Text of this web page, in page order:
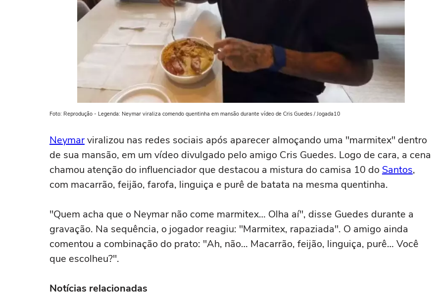
Foto: Reprodução - Legenda: Neymar viraliza comendo quentinha em mansão durante vídeo de Cris Guedes / Jogada10
Neymarviralizou nas redes sociais após aparecer almoçando uma "marmitex" dentro
de sua mansão, em um vídeo divulgado pelo amigo Cris Guedes. Logo de cara, a cena
chamou atenção do influenciador que destacou a mistura do camisa 10 do Santos,
com macarrão, feijão, farofa, linguiça e purê de batata na mesma quentinha.
"Quem acha que o Neymar não come marmitex… Olha aí", disse Guedes durante a
gravação. Na sequência, o jogador reagiu: "Marmitex, rapaziada". O amigo ainda
comentou a combinação do prato: "Ah, não… Macarrão, feijão, linguiça, purê… Você
que escolheu?".
Notícias relacionadas